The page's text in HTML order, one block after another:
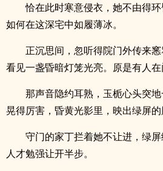
恰在此时寒意侵衣，她不由得
如何在这深宅中如履薄冰。
正沉思间，忽听得院门外传来
看见一盏昏暗灯笼光亮。原是有人在
那声音隐约耳熟，玉栀心头突
晃得厉害，昏黄光影里，映出绿屏的
守门的家丁拦着她不让进，绿
人才勉强让开半步。